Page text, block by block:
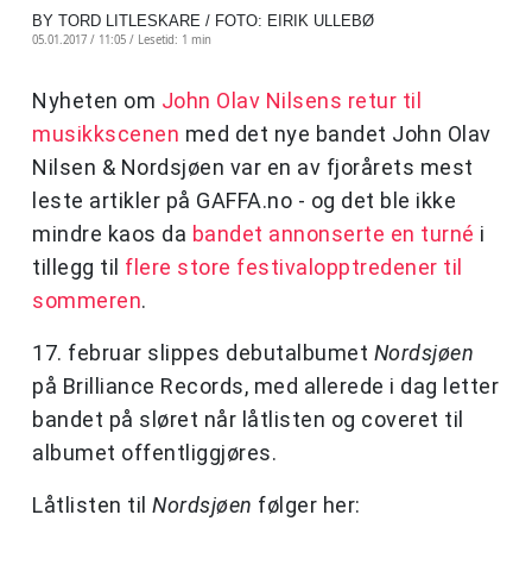
BY TORD LITLESKARE / FOTO: EIRIK ULLEBØ
05.01.2017 / 11:05 / Lesetid: 1 min
Nyheten om John Olav Nilsens retur til
musikkscenen med det nye bandet John Olav
Nilsen & Nordsjøen var en av fjorårets mest
leste artikler på GAFFA.no - og det ble ikke
mindre kaos da bandet annonserte en turné i
tillegg til flere store festivalopptredener til
sommeren.
17. februar slippes debutalbumet Nordsjøen
på Brilliance Records, med allerede i dag letter
bandet på sløret når låtlisten og coveret til
albumet offentliggjøres.
Låtlisten til Nordsjøen følger her: